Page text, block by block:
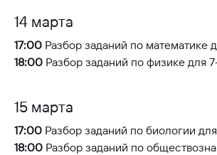
14 марта
17:00 Разбор заданий по математике
18:00 Разбор заданий по физике для
15 марта
17:00 Разбор заданий по биологии
18:00 Разбор заданий по